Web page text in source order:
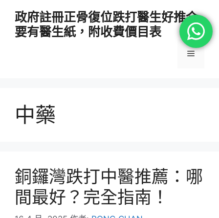
政府註冊正骨復位跌打醫生好推介
要有醫生紙，附收費價目表
選
中藥
銅鑼灣跌打中醫推薦：哪
間最好？完全指南！